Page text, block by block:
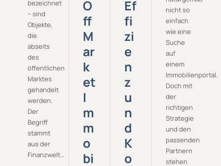
bezeichnet
– sind
Objekte,
die
abseits
des
öffentlichen
Marktes
gehandelt
werden.
Der
Begriff
stammt
aus der
Finanzwelt…
O
ff
M
ar
k
et
I
m
m
o
bi
Ef
fi
zi
e
n
z
u
n
d
K
o
nicht so
einfach
wie eine
Suche
auf
einem
Immobilienportal.
Doch mit
der
richtigen
Strategie
und den
passenden
Partnern
stehen